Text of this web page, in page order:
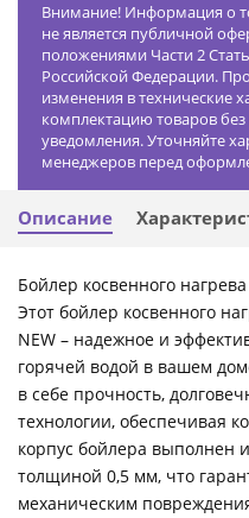
Внимание! Информация о
не является публичной
положениями Части 2
Российской Федерации.
изменения в технические
комплектацию товаров
уведомления. Уточняйте
менеджеров перед
Описание
Бойлер косвенного нагрева
Этот бойлер косвенного
NEW – надежное и
горячей водой в вашем
в себе прочность,
технологии, обеспечивая
корпус бойлера выполнен
толщиной 0,5 мм, что
механическим